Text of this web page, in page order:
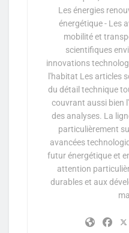
Les énergies
énergétique - Les
mobilité et
scientifiques
innovations
l'habitat Les articles
du détail technique
couvrant aussi bien
des analyses. La
particulièrement
avancées
futur énergétique et
attention
durables et aux